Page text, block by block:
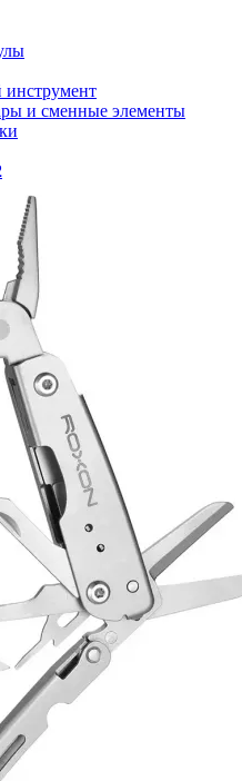
инструмент
и сменные элементы